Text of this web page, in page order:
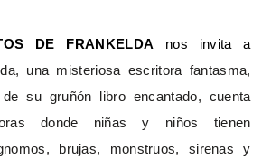
DE FRANKELDA nos invita a
una misteriosa escritora fantasma,
su gruñón libro encantado, cuenta
donde niñas y niños tienen
brujas, monstruos, sirenas y